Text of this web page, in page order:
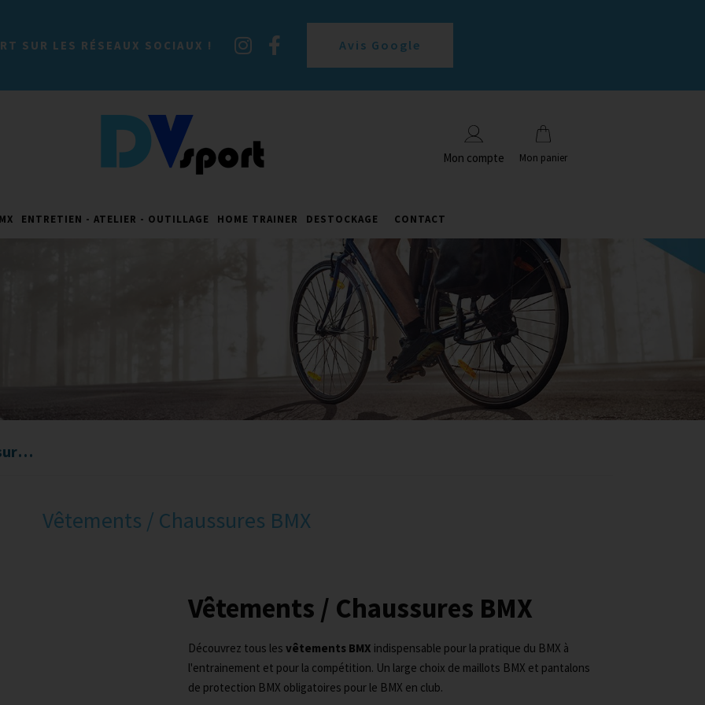
SUR LES RÉSEAUX SOCIAUX ! Avis Google
Mon compte Mon panier
ENTRETIEN - ATELIER - OUTILLAGE HOME TRAINER DESTOCKAGE CONTACT
Vêtements / Chaussures BMX
Vêtements / Chaussures BMX
Vêtements / Chaussures BMX
Découvrez tous les vêtements BMX indispensable pour la pratique du BMX à
l'entrainement et pour la compétition. Un large choix de maillots BMX et pantalons
de protection BMX obligatoires pour le BMX en club.